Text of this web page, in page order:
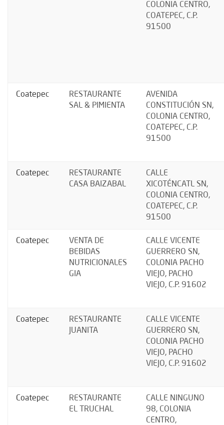
COLONIA CENTRO,
COATEPEC, C.P.
91500
Coatepec
RESTAURANTE
SAL & PIMIENTA
AVENIDA
CONSTITUCIÓN SN,
COLONIA CENTRO,
COATEPEC, C.P.
91500
Coatepec
RESTAURANTE
CASA BAIZABAL
CALLE
XICOTÉNCATL SN,
COLONIA CENTRO,
COATEPEC, C.P.
91500
Coatepec
VENTA DE
BEBIDAS
NUTRICIONALES
GIA
CALLE VICENTE
GUERRERO SN,
COLONIA PACHO
VIEJO, PACHO
VIEJO, C.P. 91602
Coatepec
RESTAURANTE
JUANITA
CALLE VICENTE
GUERRERO SN,
COLONIA PACHO
VIEJO, PACHO
VIEJO, C.P. 91602
Coatepec
RESTAURANTE
EL TRUCHAL
CALLE NINGUNO
98, COLONIA
CENTRO,